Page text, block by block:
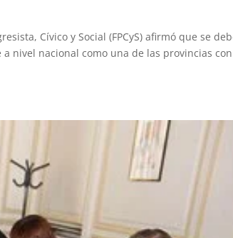
Cívico y Social (FPCyS) afirmó que se
nivel nacional como una de las provincias con